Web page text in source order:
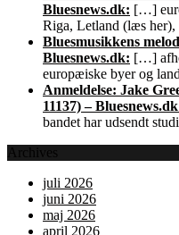
Bluesnews.dk: […]
Riga, Letland (læs her),
Bluesmusikkens
Bluesnews.dk: […]
europæiske byer og
Anmeldelse: Jake
11137) –
bandet har udsendt
Archives
juli 2026
juni 2026
maj 2026
april 2026